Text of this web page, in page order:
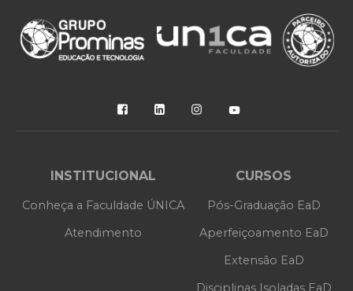
INSTITUCIONAL
Conheça a Faculdade ÚNICA
Atendimento
CURSOS
Pós-Graduação EaD
Aperfeiçoamento EaD
Extensão EaD
Disciplinas Isoladas EaD